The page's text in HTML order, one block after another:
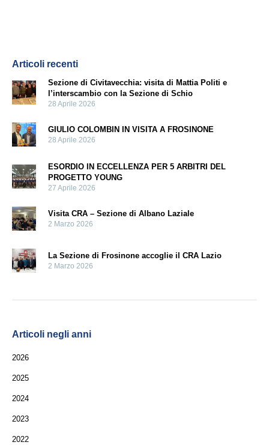
Articoli recenti
Sezione di Civitavecchia: visita di Mattia Politi e
l’interscambio con la Sezione di Schio
28 Aprile 2026
GIULIO COLOMBIN IN VISITA A FROSINONE
28 Aprile 2026
ESORDIO IN ECCELLENZA PER 5 ARBITRI DEL
PROGETTO YOUNG
27 Aprile 2026
Visita CRA – Sezione di Albano Laziale
2 Marzo 2026
La Sezione di Frosinone accoglie il CRA Lazio
2 Marzo 2026
Articoli negli anni
2026
2025
2024
2023
2022